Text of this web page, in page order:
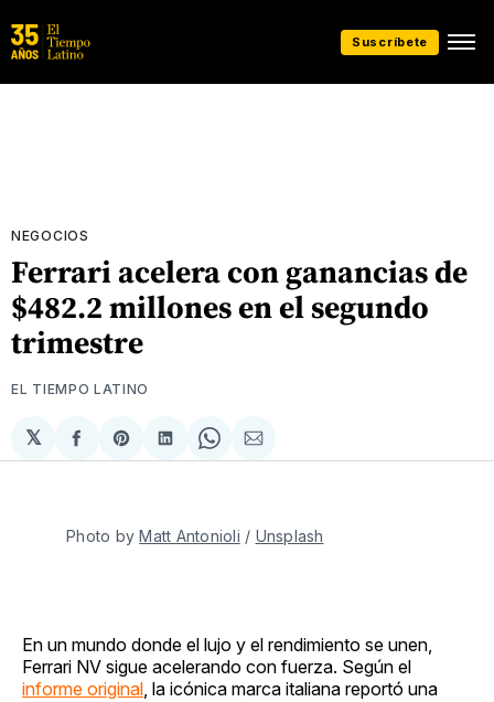
Suscríbete
NEGOCIOS
Ferrari acelera con ganancias de
$482.2 millones en el segundo
trimestre
EL TIEMPO LATINO
𝕏
Compartir
en
Share
on
Compartir
en
Share
on
Compartir
via
Photo by Matt Antonioli / Unsplash
En un mundo donde el lujo y el rendimiento se unen,
Ferrari NV sigue acelerando con fuerza. Según el
informe original , la icónica marca italiana reportó una